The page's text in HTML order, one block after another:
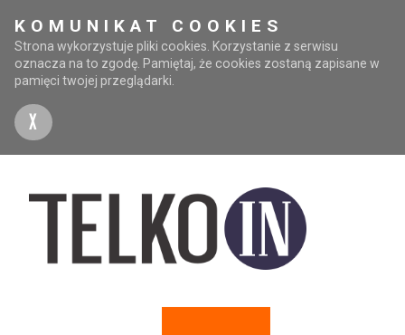
KOMUNIKAT COOKIES
Strona wykorzystuje pliki cookies. Korzystanie z serwisu
oznacza na to zgodę. Pamiętaj, że cookies zostaną zapisane w
pamięci twojej przeglądarki.
X